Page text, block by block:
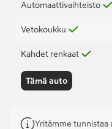
Automaattivaihteisto
Vetokoukku
Kahdet renkaat
Tämä auto
Yritämme tunnistaa